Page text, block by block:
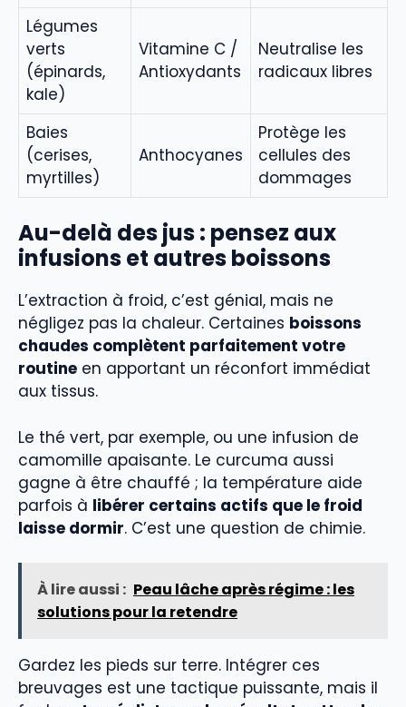
Légumes
verts
(épinards,
kale)
Vitamine C /
Antioxydants
Neutralise les
radicaux libres
Baies
(cerises,
myrtilles)
Anthocyanes
Protège les
cellules des
dommages
Au-delà des jus : pensez aux
infusions et autres boissons
L’extraction à froid, c’est génial, mais ne
négligez pas la chaleur. Certaines boissons
chaudes complètent parfaitement votre
routine en apportant un réconfort immédiat
aux tissus.
Le thé vert, par exemple, ou une infusion de
camomille apaisante. Le curcuma aussi
gagne à être chauffé ; la température aide
parfois à libérer certains actifs que le froid
laisse dormir. C’est une question de chimie.
À lire aussi : Peau lâche après régime : les
solutions pour la retendre
Gardez les pieds sur terre. Intégrer ces
breuvages est une tactique puissante, mais il